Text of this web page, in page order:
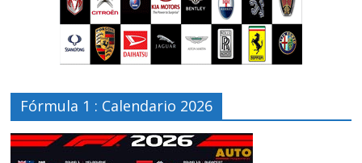
Fórmula 1 : Calendario 2026